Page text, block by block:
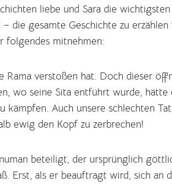
liebe und Sara die wichtigsten
die gesamte Geschichte zu
folgendes mitnehmen:
Rama verstoßen hat. Doch dieser
wo seine Sita entführt wurde, hätte
kämpfen. Auch unsere schlechten
ewig den Kopf zu zerbrechen!
beteiligt, der ursprünglich
Erst, als er beauftragt wird, sich an